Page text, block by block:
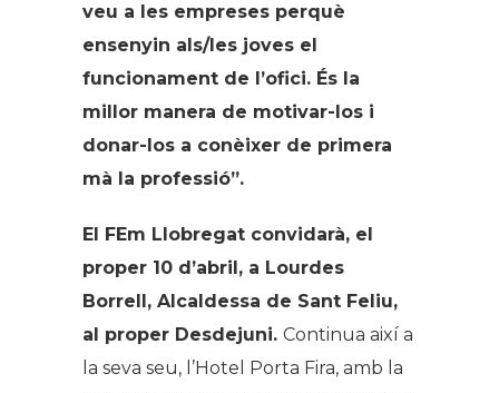
veu a les empreses perquè
ensenyin als/les joves el
funcionament de l’ofici. És la
millor manera de motivar-los i
donar-los a conèixer de primera
mà la professió”.
El FEm Llobregat convidarà, el
proper 10 d’abril, a Lourdes
Borrell, Alcaldessa de Sant Feliu,
al proper Desdejuni. Continua així a
la seva seu, l’Hotel Porta Fira, amb la